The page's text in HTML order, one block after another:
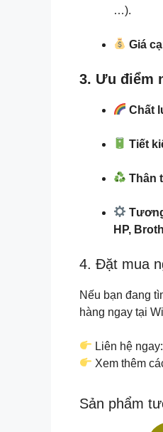
…).
Giá
3. Ưu điểm
Chất
Tiết
Thân
HP,
4. Đặt mua
Nếu bạn đang
hàng ngay tại
Liên hệ
Xem thêm
Sản phẩm